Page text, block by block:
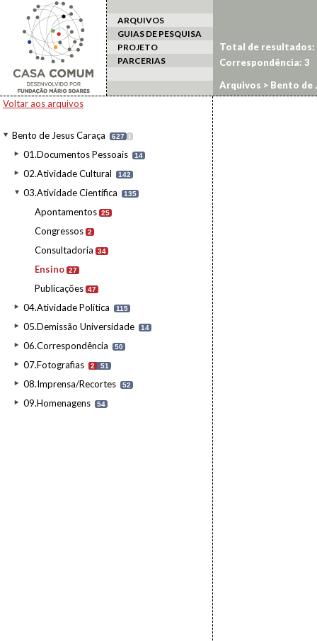
ARQUIVOS
GUIAS DE PESQUISA
PROJETO
PARCERIAS
Voltar aos arquivos
Bento de Jesus Caraça 627 I
01.Documentos Pessoais 14
02.Atividade Cultural 142
03.Atividade Científica 135
Apontamentos 25
Congressos 2
Consultadoria 34
Ensino 27
Publicações 47
04.Atividade Política 115
05.Demissão Universidade 14
06.Correspondência 50
07.Fotografias 2 51
08.Imprensa/Recortes 52
09.Homenagens 54
Total de resultados:
Correspondência: 3
Arquivos > Bento de